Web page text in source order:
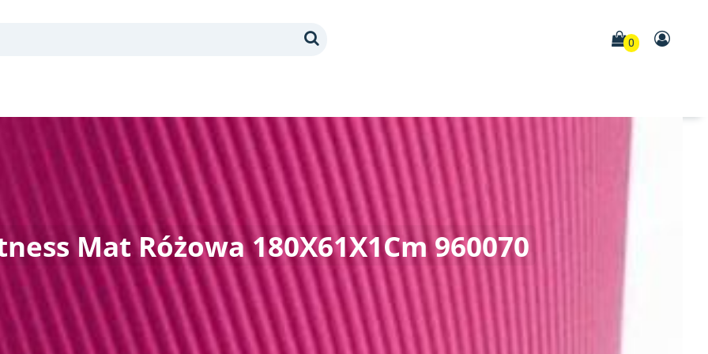
0
Mat Różowa 180X61X1Cm 960070